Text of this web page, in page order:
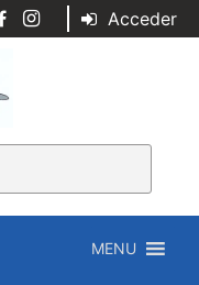
Acceder
MENU